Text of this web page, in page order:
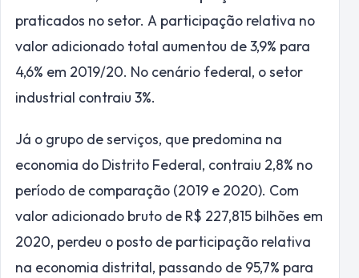
praticados no setor. A participação relativa no
valor adicionado total aumentou de 3,9% para
4,6% em 2019/20. No cenário federal, o setor
industrial contraiu 3%.
Já o grupo de serviços, que predomina na
economia do Distrito Federal, contraiu 2,8% no
período de comparação (2019 e 2020). Com
valor adicionado bruto de R$ 227,815 bilhões em
2020, perdeu o posto de participação relativa
na economia distrital, passando de 95,7% para